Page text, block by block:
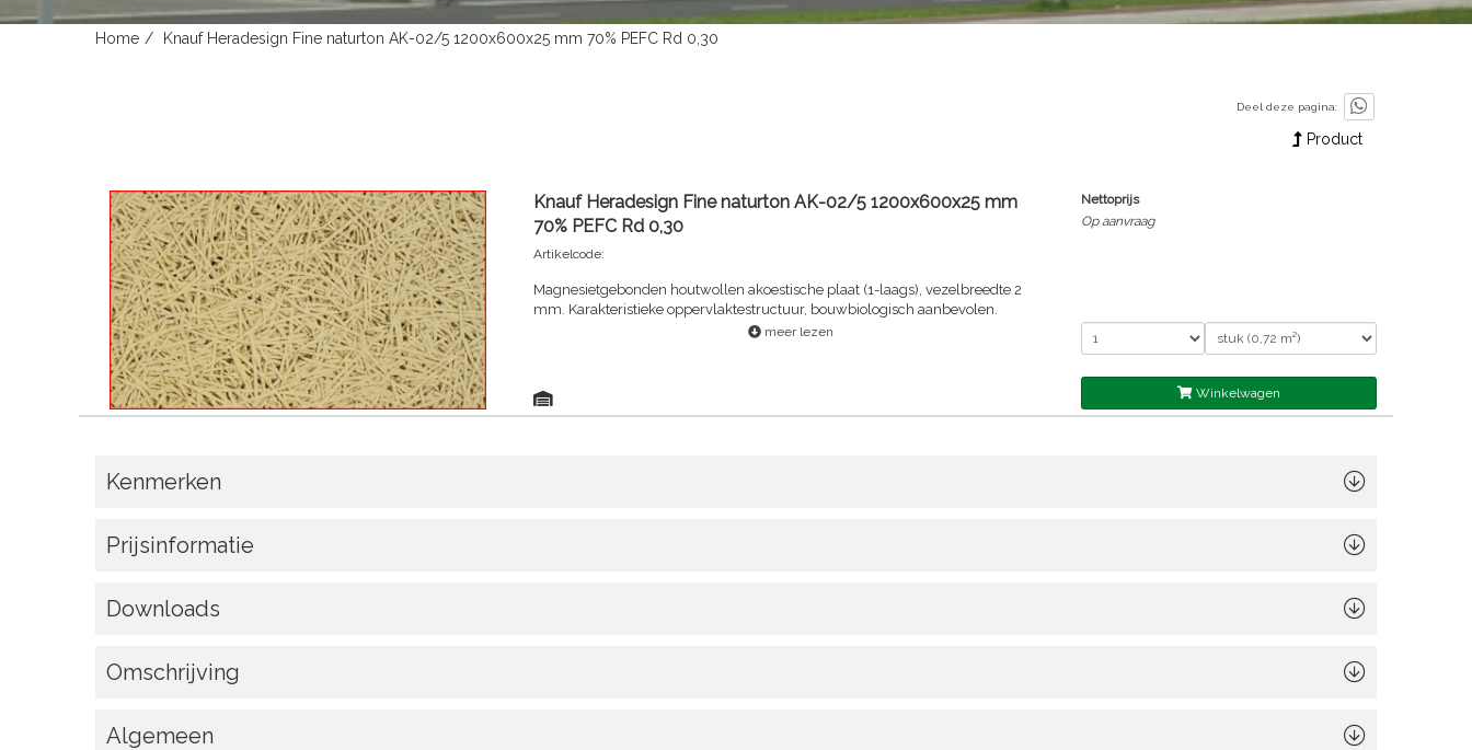
Home Knauf Heradesign Fine naturton AK-02/5 1200x600x25 mm 70% PEFC Rd 0,30
Deel deze pagina:
Product
Knauf Heradesign Fine naturton AK-02/5 1200x600x25 mm
70% PEFC Rd 0,30
Artikelcode:
Magnesietgebonden houtwollen akoestische plaat (1-laags), vezelbreedte 2
mm. Karakteristieke oppervlaktestructuur, bouwbiologisch aanbevolen.
meer lezen
Nettoprijs
Op aanvraag
Winkelwagen
Kenmerken
Prijsinformatie
Downloads
Omschrijving
Algemeen